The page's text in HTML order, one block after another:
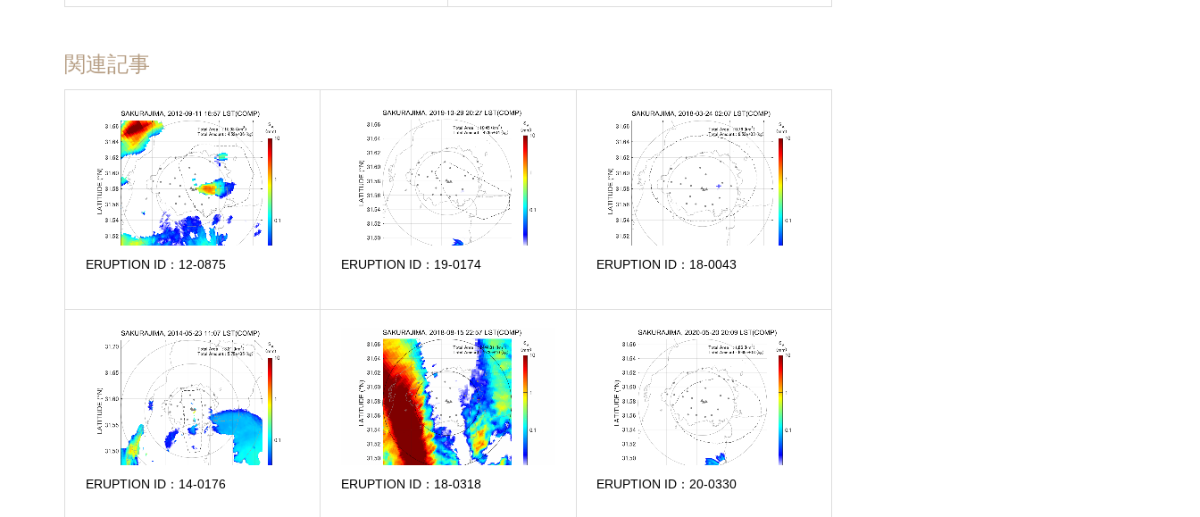
関連記事
ERUPTION ID：12-0875 ERUPTION ID：19-0174 ERUPTION ID：18-0043
ERUPTION ID：14-0176 ERUPTION ID：18-0318 ERUPTION ID：20-0330